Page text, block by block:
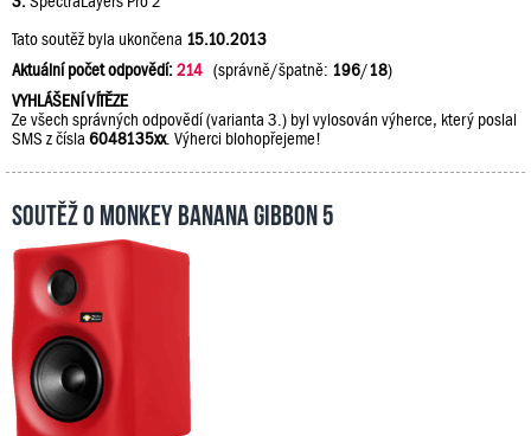
Tato soutěž byla ukončena 15.10.2013
Aktuální počet odpovědí:214 (správně/špatně: 196/18)
VYHLÁŠENÍ VÍTĚZE
Ze všech správných odpovědí (varianta 3.) byl vylosován výherce, který poslal
SMS z čísla 6048135xx. Výherci blohopřejeme!
Soutěž o Monkey Banana Gibbon 5